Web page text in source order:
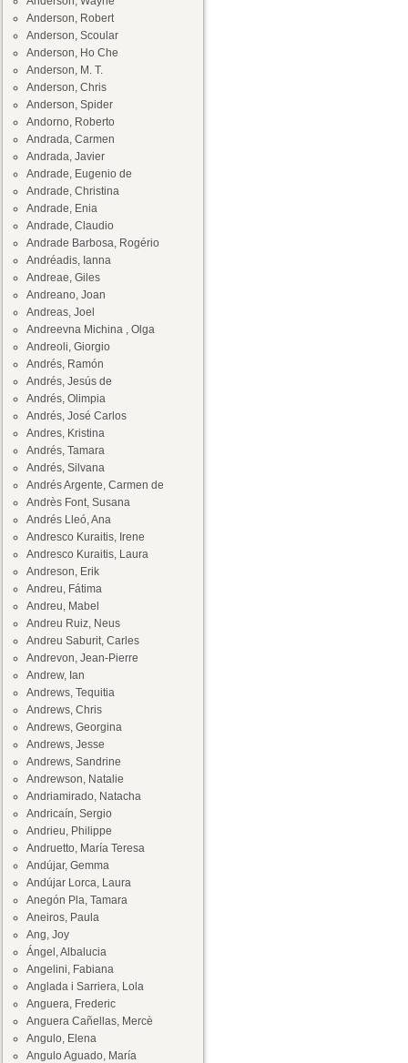
Anderson, Robert
Anderson, Scoular
Anderson, Ho Che
Anderson, M. T.
Anderson, Chris
Anderson, Spider
Andorno, Roberto
Andrada, Carmen
Andrada, Javier
Andrade, Eugenio de
Andrade, Christina
Andrade, Enia
Andrade, Claudio
Andrade Barbosa, Rogério
Andréadis, Ianna
Andreae, Giles
Andreano, Joan
Andreas, Joel
Andreevna Michina , Olga
Andreoli, Giorgio
Andrés, Ramón
Andrés, Jesús de
Andrés, Olimpia
Andrés, José Carlos
Andres, Kristina
Andrés, Tamara
Andrés, Silvana
Andrés Argente, Carmen de
Andrès Font, Susana
Andrés Lleó, Ana
Andresco Kuraitis, Irene
Andresco Kuraitis, Laura
Andreson, Erik
Andreu, Fátima
Andreu, Mabel
Andreu Ruiz, Neus
Andreu Saburit, Carles
Andrevon, Jean-Pierre
Andrew, Ian
Andrews, Tequitia
Andrews, Chris
Andrews, Georgina
Andrews, Jesse
Andrews, Sandrine
Andrewson, Natalie
Andriamirado, Natacha
Andricaín, Sergio
Andrieu, Philippe
Andruetto, María Teresa
Andújar, Gemma
Andújar Lorca, Laura
Anegón Pla, Tamara
Aneiros, Paula
Ang, Joy
Ángel, Albalucia
Angelini, Fabiana
Anglada i Sarriera, Lola
Anguera, Frederic
Anguera Cañellas, Mercè
Angulo, Elena
Angulo Aguado, María